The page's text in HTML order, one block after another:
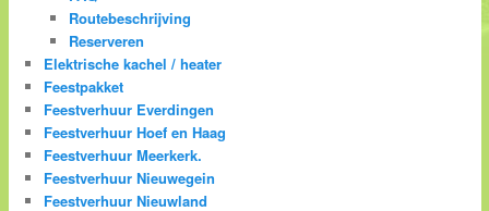
Routebeschrijving
Reserveren
Elektrische kachel / heater
Feestpakket
Feestverhuur Everdingen
Feestverhuur Hoef en Haag
Feestverhuur Meerkerk.
Feestverhuur Nieuwegein
Feestverhuur Nieuwland